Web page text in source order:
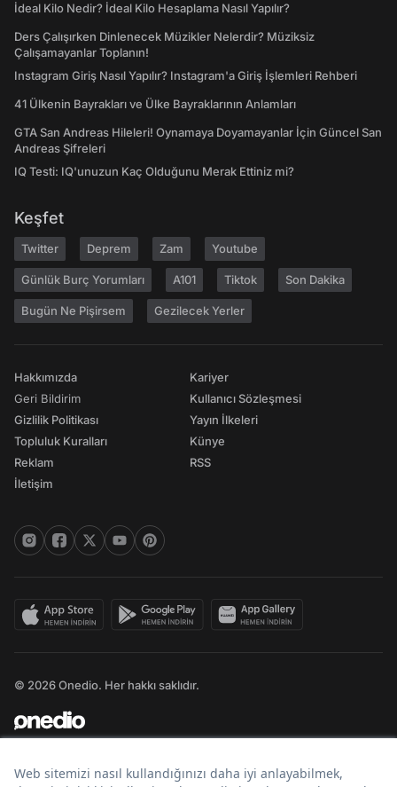
İdeal Kilo Nedir? İdeal Kilo Hesaplama Nasıl Yapılır?
Ders Çalışırken Dinlenecek Müzikler Nelerdir? Müziksiz
Çalışamayanlar Toplanın!
Instagram Giriş Nasıl Yapılır? Instagram'a Giriş İşlemleri Rehberi
41 Ülkenin Bayrakları ve Ülke Bayraklarının Anlamları
GTA San Andreas Hileleri! Oynamaya Doyamayanlar İçin Güncel San
Andreas Şifreleri
IQ Testi: IQ'unuzun Kaç Olduğunu Merak Ettiniz mi?
Keşfet
Twitter Deprem Zam Youtube
Günlük Burç Yorumları A101 Tiktok Son Dakika
Bugün Ne Pişirsem Gezilecek Yerler
Hakkımızda
Geri Bildirim
Gizlilik Politikası
Topluluk Kuralları
Reklam
İletişim
Kariyer
Kullanıcı Sözleşmesi
Yayın İlkeleri
Künye
RSS
© 2026 Onedio. Her hakkı saklıdır.
Bir markasıdır.